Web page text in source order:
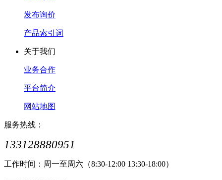
发布询价
产品索引词
关于我们
业务合作
平台简介
网站地图
服务热线：
133128880951
工作时间：周一至周六（8:30-12:00 13:30-18:00）